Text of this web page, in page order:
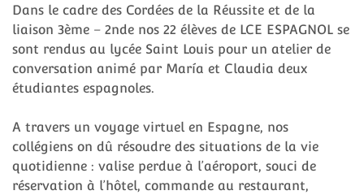
Dans le cadre des Cordées de la Réussite et de la
liaison 3ème – 2nde nos 22 élèves de LCE ESPAGNOL se
sont rendus au lycée Saint Louis pour un atelier de
conversation animé par María et Claudia deux
étudiantes espagnoles.
A travers un voyage virtuel en Espagne, nos
collégiens on dû résoudre des situations de la vie
quotidienne : valise perdue à l’aéroport, souci de
réservation à l’hôtel, commande au restaurant,